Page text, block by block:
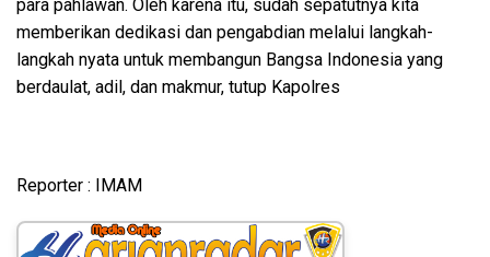
para pahlawan. Oleh karena itu, sudah sepatutnya kita
memberikan dedikasi dan pengabdian melalui langkah-
langkah nyata untuk membangun Bangsa Indonesia yang
berdaulat, adil, dan makmur, tutup Kapolres
Reporter : IMAM